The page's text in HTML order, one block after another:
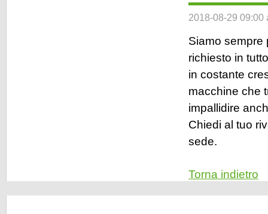
2018-08-29 09:00
Siamo sempre
richiesto in
in costante
macchine che
impallidire
Chiedi al tuo
sede.
Torna indietro